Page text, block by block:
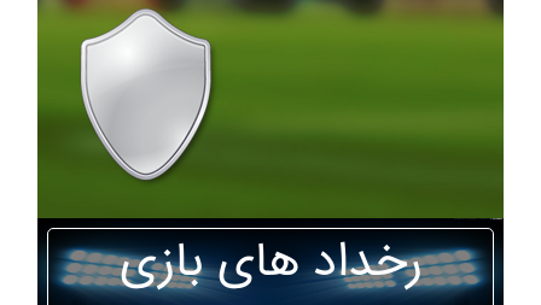
رخداد های بازی